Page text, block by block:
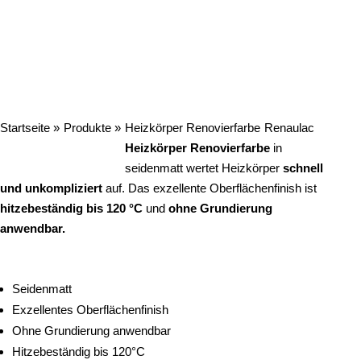
Startseite » Produkte » Heizkörper Renovierfarbe Renaulac
Heizkörper Renovierfarbe in
seidenmatt wertet Heizkörper schnell
und unkompliziert auf. Das exzellente Oberflächenfinish ist
hitzebeständig bis 120 °C und ohne Grundierung
anwendbar.
Seidenmatt
Exzellentes Oberflächenfinish
Ohne Grundierung anwendbar
Hitzebeständig bis 120°C